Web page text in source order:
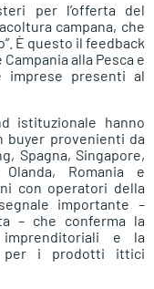
per l’offerta del
campana, che
È questo il feedback
alla Pesca e
imprese presenti al
istituzionale hanno
buyer provenienti da
Spagna, Singapore,
Romania e
con operatori della
importante –
– che conferma la
e la
per i prodotti ittici